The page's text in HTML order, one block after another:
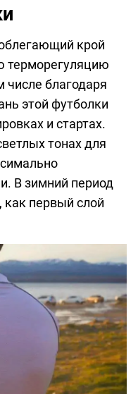
крой
терморегуляцию
числе благодаря
этой футболки
и стартах.
тонах для
В зимний период
как первый слой